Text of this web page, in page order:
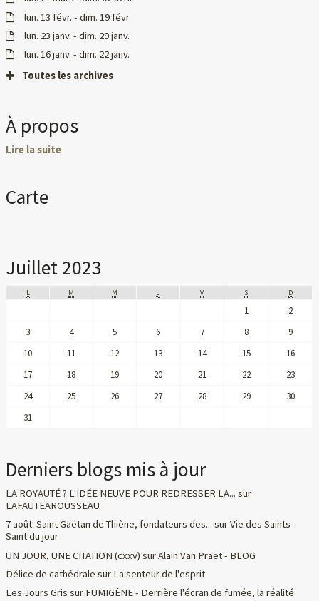
lun. 13 févr. - dim. 19 févr.
lun. 23 janv. - dim. 29 janv.
lun. 16 janv. - dim. 22 janv.
Toutes les archives
À propos
Lire la suite
Carte
Juillet 2023
L M M J V S D
1
2
3
4 5 6 7 8
9
10
11 12 13 14 15
16
17
18 19 20 21 22
23
24
25 26 27 28 29
30
31
Derniers blogs mis à jour
LA ROYAUTÉ ? L'IDÉE NEUVE POUR REDRESSER LA... sur
LAFAUTEAROUSSEAU
7 août. Saint Gaëtan de Thiène, fondateurs des... surVie des Saints -
Saint du jour
UN JOUR, UNE CITATION (cxxv) surAlain Van Praet - BLOG
Délice de cathédrale sur La senteur de l'esprit
Les Jours Gris sur FUMIGÈNE - Derrière l'écran de fumée, la réalité